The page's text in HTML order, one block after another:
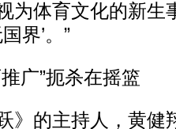
为体育文化的新
界’。”
广”扼杀在摇篮
的主持人，黄健